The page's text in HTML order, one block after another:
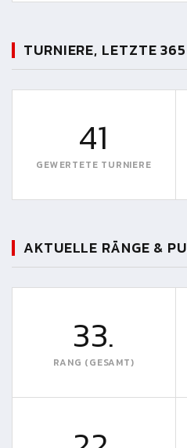
TURNIERE, LETZTE
41
GEWERTETE TURNIERE
AKTUELLE RÄNGE &
33.
RANG (GESAMT)